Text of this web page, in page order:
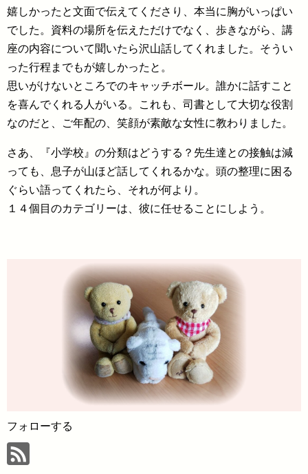
嬉しかったと文面で伝えてくださり、本当に胸がいっぱい
でした。資料の場所を伝えただけでなく、歩きながら、講
座の内容について聞いたら沢山話してくれました。そうい
った行程までもが嬉しかったと。
思いがけないところでのキャッチボール。誰かに話すこと
を喜んでくれる人がいる。これも、司書として大切な役割
なのだと、ご年配の、笑顔が素敵な女性に教わりました。
さあ、『小学校』の分類はどうする？先生達との接触は減
っても、息子が山ほど話してくれるかな。頭の整理に困る
ぐらい語ってくれたら、それが何より。
１４個目のカテゴリーは、彼に任せることにしよう。
フォローする